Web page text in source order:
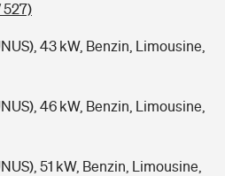
527)
43 kW, Benzin, Limousine,
46 kW, Benzin, Limousine,
51 kW, Benzin, Limousine,